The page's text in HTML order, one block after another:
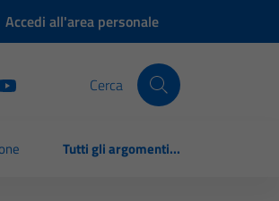
Accedi all'area personale
Cerca
Tutti gli argomenti...